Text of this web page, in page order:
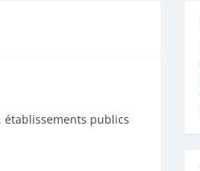
établissements publics